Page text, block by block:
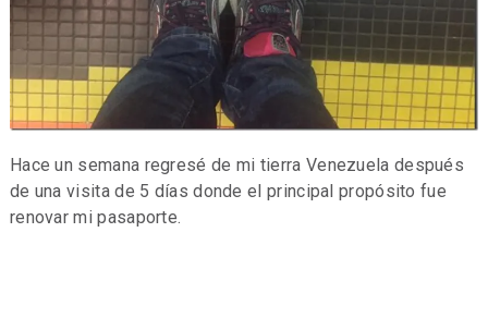
Hace un semana regresé de mi tierra Venezuela después
de una visita de 5 días donde el principal propósito fue
renovar mi pasaporte.